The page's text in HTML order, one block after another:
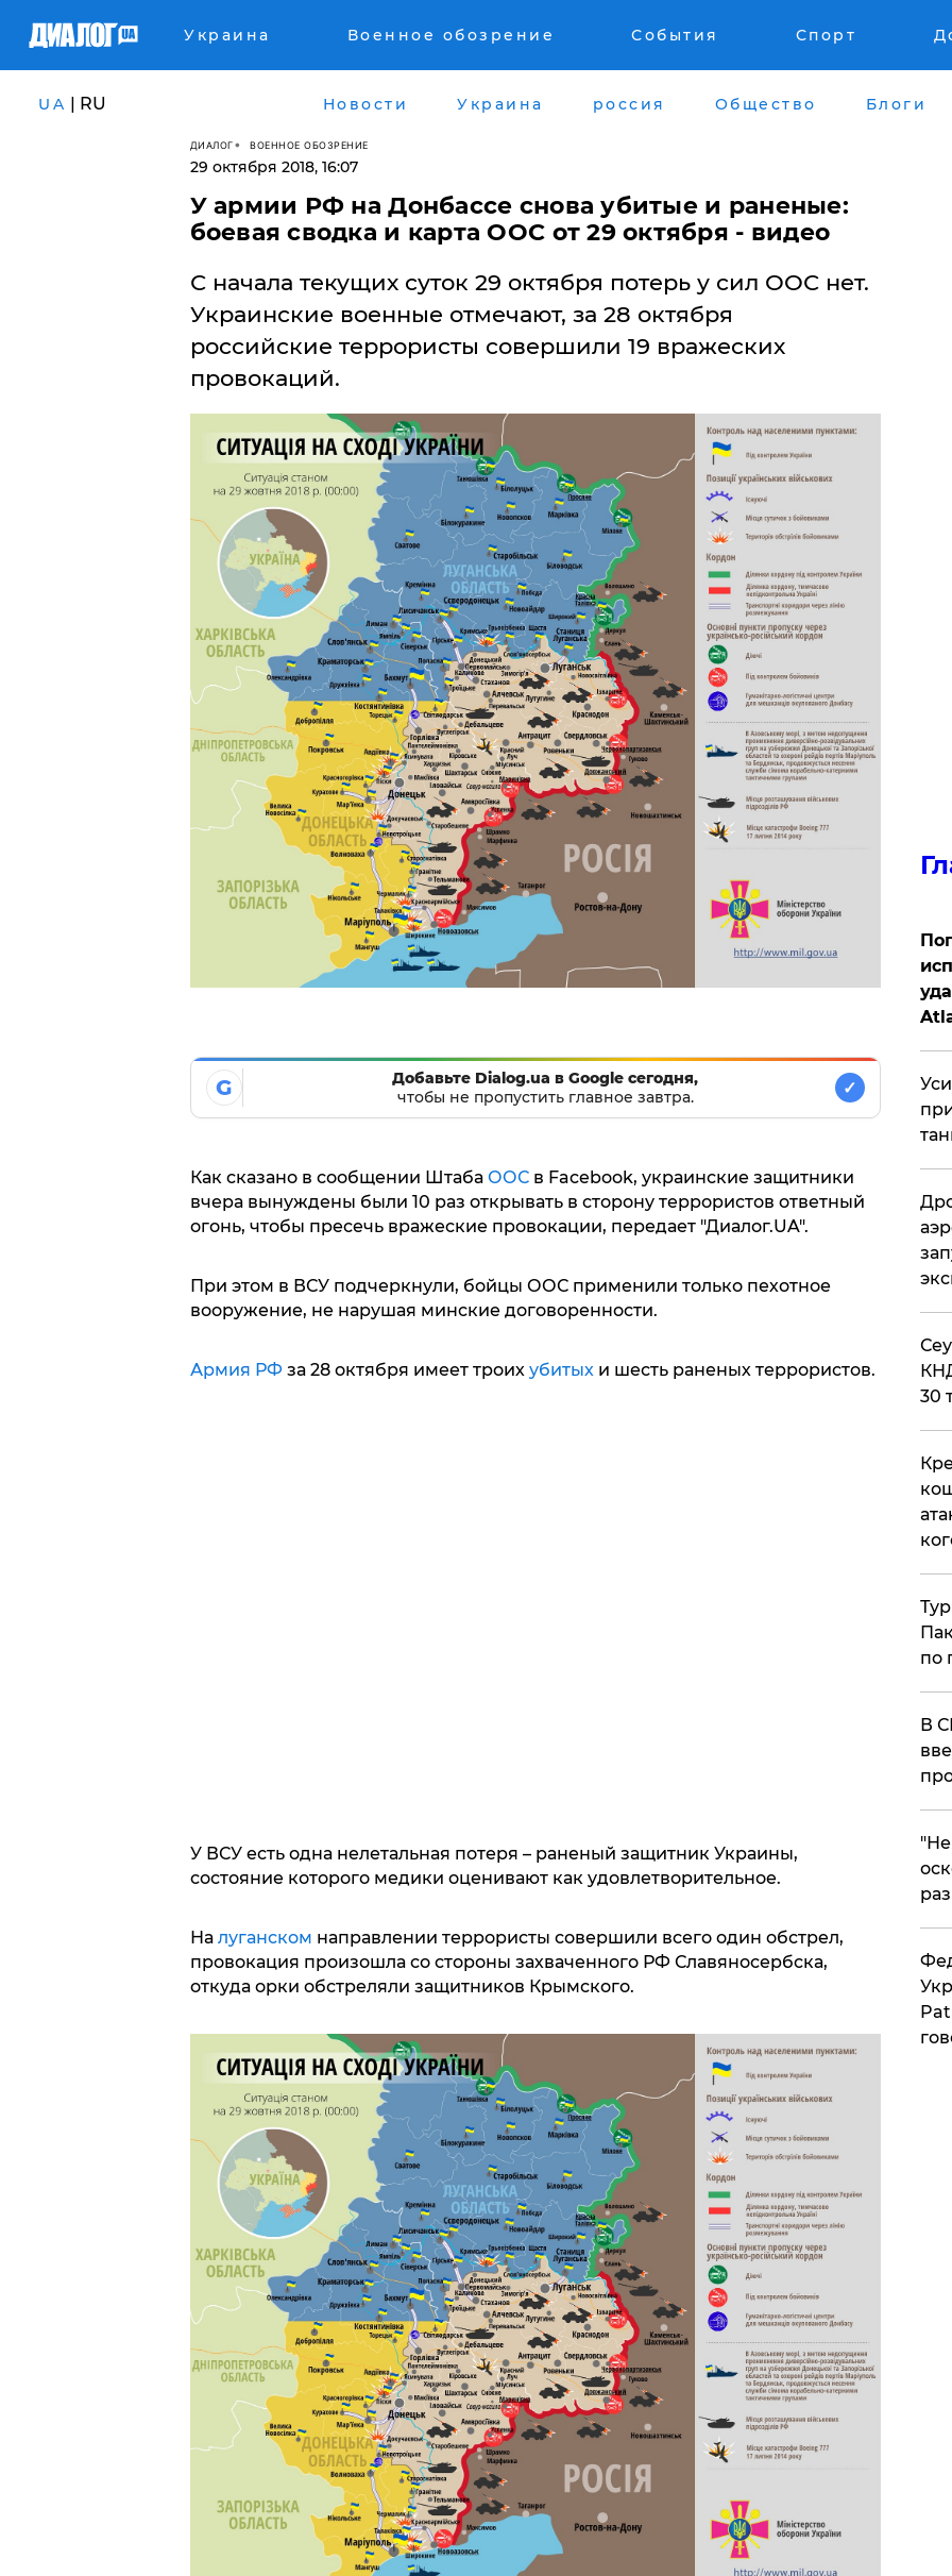
Украина Военное обозрение События Спорт
UA | RU Новости Украина россия Общество Блоги
ДИАЛОГ ВОЕННОЕ ОБОЗРЕНИЕ
29 октября 2018, 16:07
У армии РФ на Донбассе снова убитые и раненые:
боевая сводка и карта ООС от 29 октября - видео
С начала текущих суток 29 октября потерь у сил ООС нет.
Украинские военные отмечают, за 28 октября
российские террористы совершили 19 вражеских
провокаций.
G
Добавьте Dialog.ua в Google сегодня,
чтобы не пропустить главное завтра.
✓
Как сказано в сообщении Штаба ООСв Facebook, украинские защитники
вчера вынуждены были 10 раз открывать в сторону террористов ответный
огонь, чтобы пресечь вражеские провокации, передает "Диалог.UA".
При этом в ВСУ подчеркнули, бойцы ООС применили только пехотное
вооружение, не нарушая минские договоренности.
Армия РФ за 28 октября имеет троихубитыхи шесть раненых террористов.
У ВСУ есть одна нелетальная потеря – раненый защитник Украины,
состояние которого медики оценивают как удовлетворительное.
На луганском направлении террористы совершили всего один обстрел,
провокация произошла со стороны захваченного РФ Славяносербска,
откуда орки обстреляли защитников Крымского.
30
по
В